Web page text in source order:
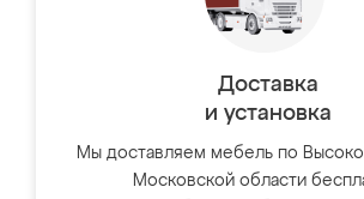
Доставка
и установка
Мы доставляем мебель по
Московской области